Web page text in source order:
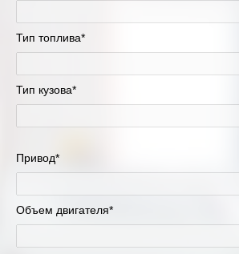
Тип топлива*
Тип кузова*
Привод*
Объем двигателя*